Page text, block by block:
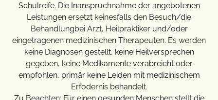
Schulreife. Die Inanspruchnahme der angebotenen
Leistungen ersetzt keinesfalls den Besuch/die
Behandlungbei Arzt, Heilpraktiker und/oder
eingetragenen medizinischen Therapeuten. Es werden
keine Diagnosen gestellt, keine Heilversprechen
gegeben, keine Medikamente verabreicht oder
empfohlen, primär keine Leiden mit medizinischem
Erfodernis behandelt.